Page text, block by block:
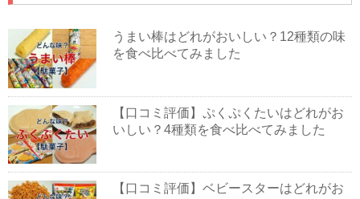
うまい棒はどれがおいしい？12種類の味
を食べ比べてみました
【口コミ評価】ぷくぷくたいはどれがお
いしい？4種類を食べ比べてみました
【口コミ評価】ベビースターはどれがお